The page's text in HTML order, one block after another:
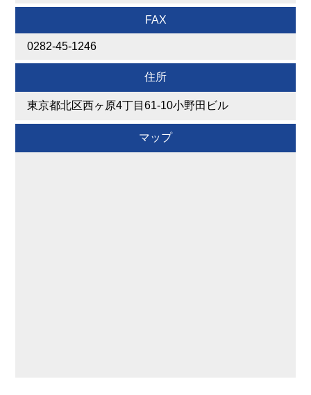
FAX
0282-45-1246
住所
東京都北区西ヶ原4丁目61-10小野田ビル
マップ